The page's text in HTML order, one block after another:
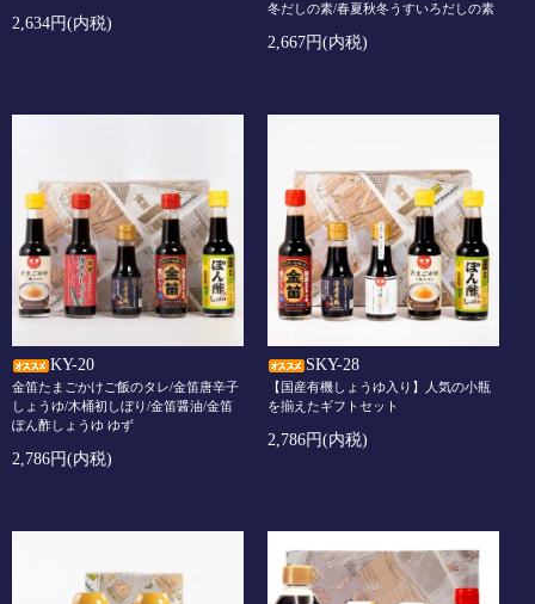
2,634円(内税)
冬だしの素/春夏秋冬うすいろだしの素
2,667円(内税)
KY-20
金笛たまごかけご飯のタレ/金笛唐辛子
しょうゆ/木桶初しぼり/金笛醤油/金笛
ぽん酢しょうゆ ゆず
2,786円(内税)
SKY-28
【国産有機しょうゆ入り】人気の小瓶
を揃えたギフトセット
2,786円(内税)